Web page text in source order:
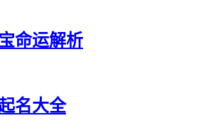
命运解析
名大全